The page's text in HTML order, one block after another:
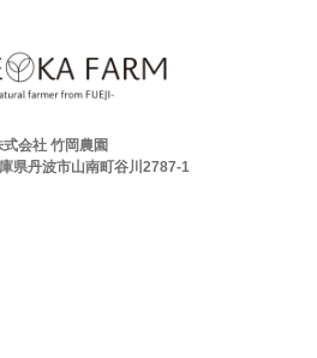
式会社 竹岡農園
県丹波市山南町谷川2787-1